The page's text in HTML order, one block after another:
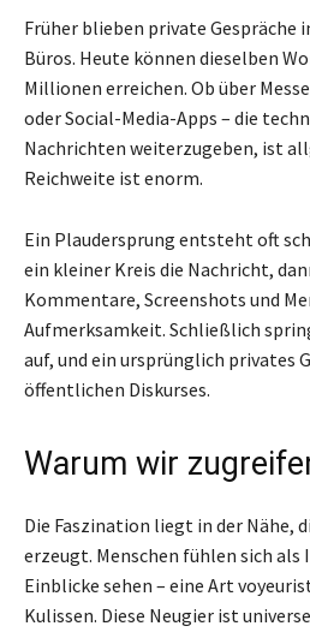
Früher blieben private Gespräche
Büros. Heute können dieselben
Millionen erreichen. Ob über
oder Social-Media-Apps – die
Nachrichten weiterzugeben, ist
Reichweite ist enorm.
Ein Plaudersprung entsteht oft
ein kleiner Kreis die Nachricht,
Kommentare, Screenshots und
Aufmerksamkeit. Schließlich
auf, und ein ursprünglich privates
öffentlichen Diskurses.
Warum wir
Die Faszination liegt in der Nähe,
erzeugt. Menschen fühlen sich als
Einblicke sehen – eine Art
Kulissen. Diese Neugier ist